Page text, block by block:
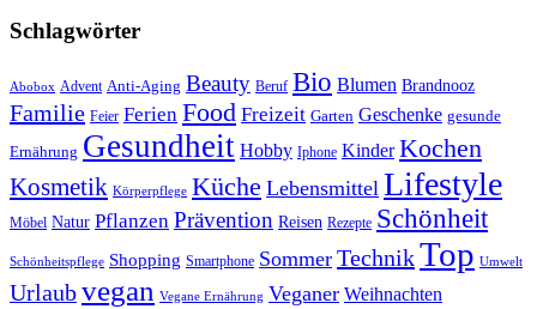
Schlagwörter
Abobox Advent Anti-Aging Beauty Beruf Bio Blumen Brandnooz
Familie Feier Ferien Food Freizeit Garten Geschenke gesunde
Ernährung Gesundheit Hobby Iphone Kinder Kochen
Kosmetik Körperpflege Küche Lebensmittel Lifestyle
Möbel Natur Pflanzen Prävention Reisen Rezepte Schönheit
Schönheitspflege Shopping Smartphone Sommer TechnikTop Umwelt
Urlaubvegan Vegane Ernährung Veganer Weihnachten